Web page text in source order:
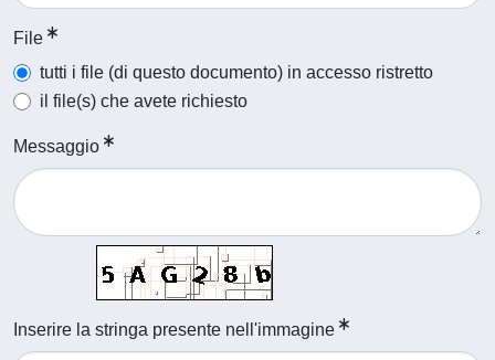
File
tutti i file (di questo documento) in accesso ristretto
il file(s) che avete richiesto
Messaggio
Inserire la stringa presente nell'immagine